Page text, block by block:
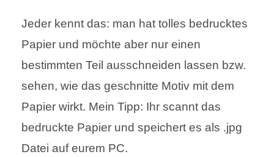
Jeder kennt das: man hat tolles bedrucktes
Papier und möchte aber nur einen
bestimmten Teil ausschneiden lassen bzw.
sehen, wie das geschnitte Motiv mit dem
Papier wirkt. Mein Tipp: Ihr scannt das
bedruckte Papier und speichert es als .jpg
Datei auf eurem PC.